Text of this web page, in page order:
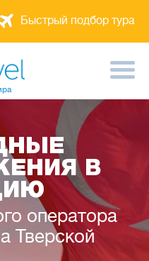
Быстрый подбор тура
В
оператора
Тверской